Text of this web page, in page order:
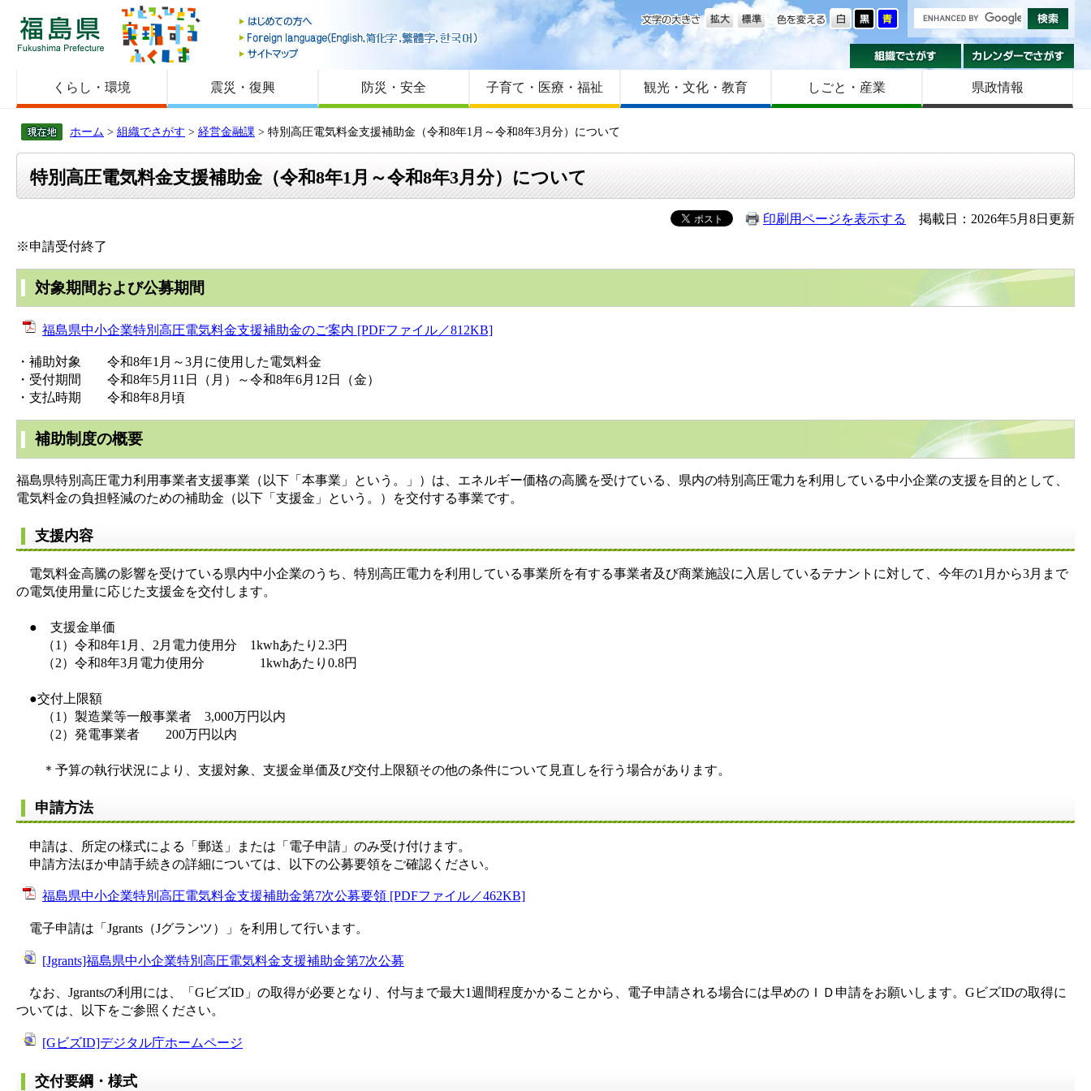
福島県
はじめての方へ
Foreign language
サイトマップ
色を変える
文字の大きさ
組織でさがす
くらし・環境 震災・復興 防災・安全 子育て・医療・福祉 観光・文化・教育 しごと・産業 県政情報
ホーム > 組織でさがす > 経営金融課 > 特別高圧電気料金支援補助金（令和8年1月～令和8年3月分）について
特別高圧電気料金支援補助金（令和8年1月～令和8年3月分）について
印刷用ページを表示する
掲載日：2026年5月8日更新
※申請受付終了
対象期間および公募期間
福島県中小企業特別高圧電気料金支援補助金のご案内 [PDFファイル／812KB]
・補助対象 令和8年1月～3月に使用した電気料金
・受付期間 令和8年5月11日（月）～令和8年6月12日（金）
・支払時期 令和8年8月頃
補助制度の概要
福島県特別高圧電力利用事業者支援事業（以下「本事業」という。」）は、エネルギー価格の高騰を受けている、県内の特別高圧電力を利用している中小企業の支援を目的として、
電気料金の負担軽減のための補助金（以下「支援金」という。）を交付する事業です。
支援内容
電気料金高騰の影響を受けている県内中小企業のうち、特別高圧電力を利用している事業所を有する事業者及び商業施設に入居しているテナントに対して、今年の1月から3月まで
の電気使用量に応じた支援金を交付します。
● 支援金単価
（1）令和8年1月、2月電力使用分 1kwhあたり2.3円
（2）令和8年3月電力使用分 1kwhあたり0.8円
●交付上限額
（1）製造業等一般事業者 3,000万円以内
（2）発電事業者 200万円以内
＊予算の執行状況により、支援対象、支援金単価及び交付上限額その他の条件について見直しを行う場合があります。
申請方法
申請は、所定の様式による「郵送」または「電子申請」のみ受け付けます。
申請方法ほか申請手続きの詳細については、以下の公募要領をご確認ください。
福島県中小企業特別高圧電気料金支援補助金第7次公募要領 [PDFファイル／462KB]
電子申請は「Jgrants（Jグランツ）」を利用して行います。
[Jgrants]福島県中小企業特別高圧電気料金支援補助金第7次公募
なお、Jgrantsの利用には、「GビズID」の取得が必要となり、付与まで最大1週間程度かかることから、電子申請される場合には早めのＩＤ申請をお願いします。GビズIDの取得に
ついては、以下をご参照ください。
[GビズID]デジタル庁ホームページ
交付要綱・様式